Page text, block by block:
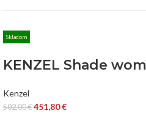
Skladom
KENZEL Shade
Kenzel
502,00€ 451,80€